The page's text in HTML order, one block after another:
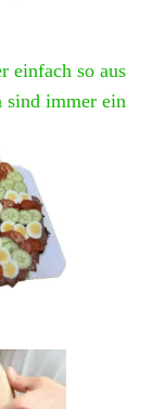
einfach so aus
sind immer ein